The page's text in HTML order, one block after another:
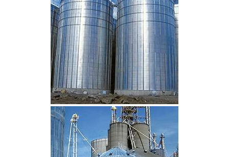
CLIQUEZ POUR AGRANDIR